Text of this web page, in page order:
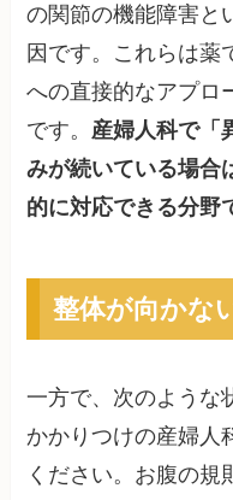
の関節の機能障害と
因です。これらは薬
への直接的なアプロ
です。 産婦人科で「
みが続いている場合
的に対応できる分野
整体が向かな
一方で、次のような
かかりつけの産婦人
ください。お腹の規